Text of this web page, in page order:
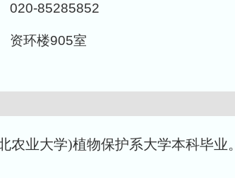
020-85285852
资环楼905室
农业大学)植物保护系大学本科毕业。